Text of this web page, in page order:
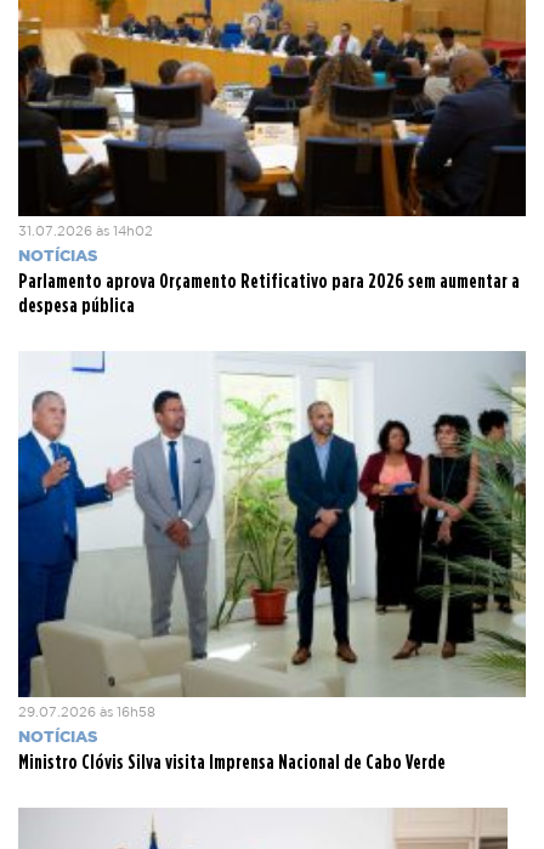
31.07.2026 às 14h02
NOTÍCIAS
Parlamento aprova Orçamento Retificativo para 2026 sem aumentar a
despesa pública
29.07.2026 às 16h58
NOTÍCIAS
Ministro Clóvis Silva visita Imprensa Nacional de Cabo Verde